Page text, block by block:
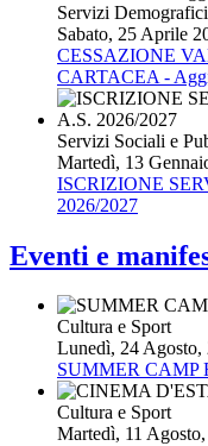
Servizi Demografici
Sabato, 25 Aprile
CESSAZIONE
CARTACEA -
Servizi Sociali e
Martedì, 13
ISCRIZIONE
2026/2027
Eventi e
Cultura e Sport
Lunedì, 24 Agosto,
SUMMER CAMP
Cultura e Sport
Martedì, 11